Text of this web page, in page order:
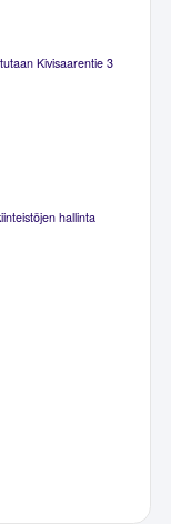
Kivisaarentie 3
hallinta